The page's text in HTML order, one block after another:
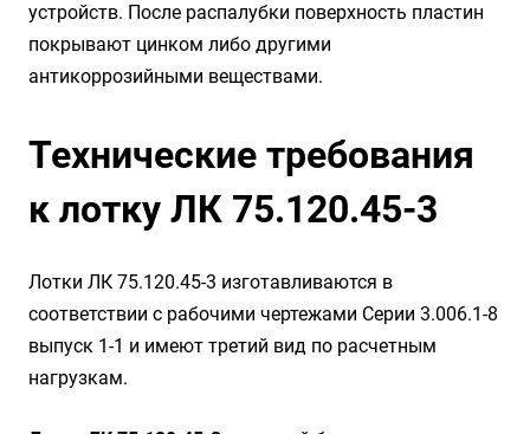
устройств. После распалубки поверхность пластин
покрывают цинком либо другими
антикоррозийными веществами.
Технические требования
к лотку ЛК 75.120.45-3
Лотки ЛК 75.120.45-3 изготавливаются в
соответствии с рабочими чертежами Серии 3.006.1-8
выпуск 1-1 и имеют третий вид по расчетным
нагрузкам.